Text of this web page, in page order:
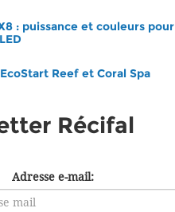
: puissance et couleurs pour
Reef et Coral Spa
Récifal
Adresse e-mail: